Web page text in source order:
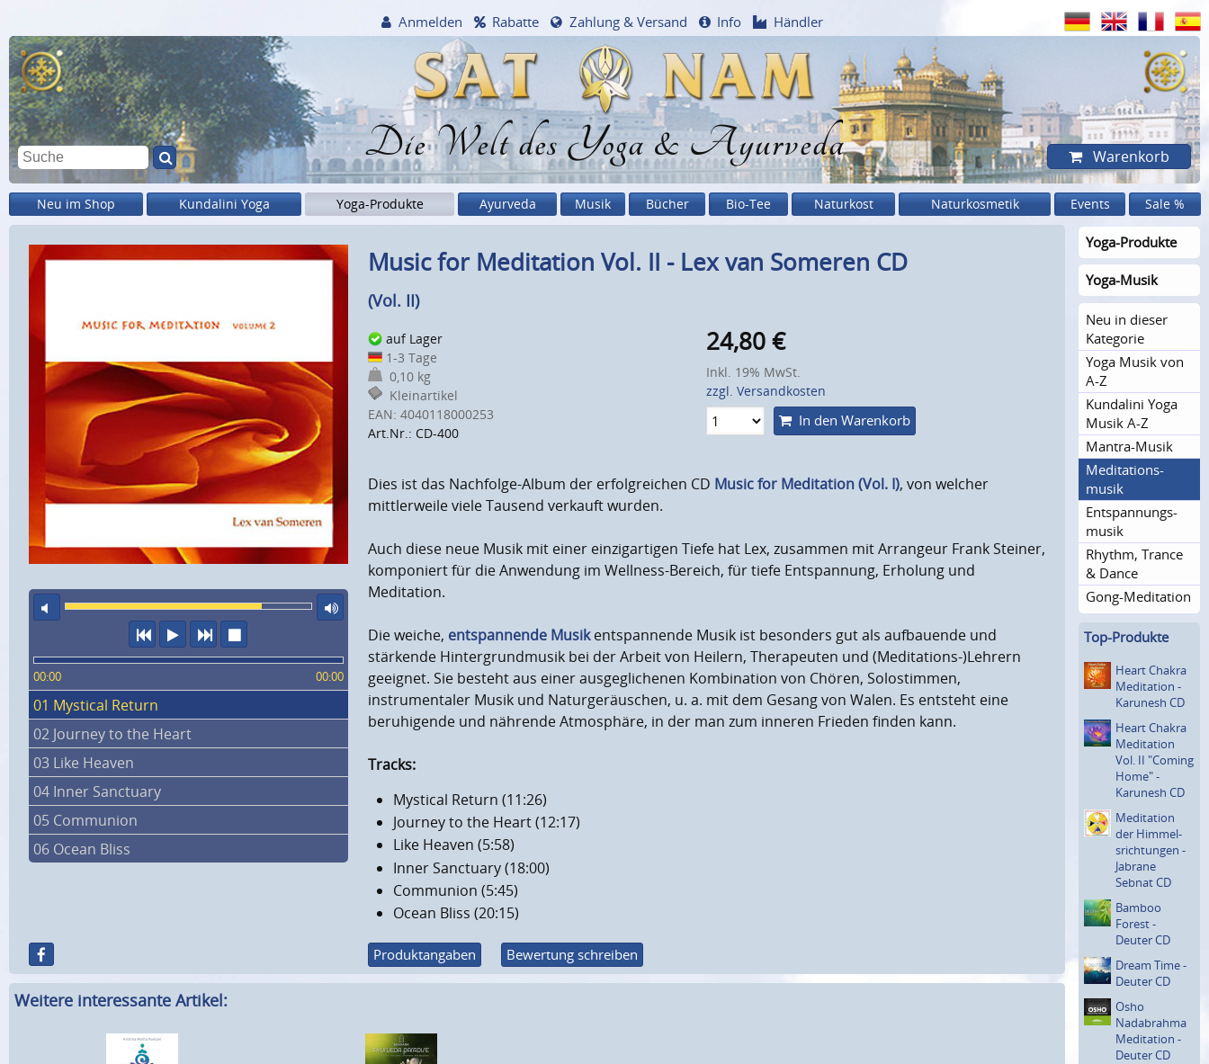
Die Welt des Yoga & Ayurveda
Anmelden Rabatte Zahlung & Versand Info Händler
Warenkorb
Neu im Shop Kundalini Yoga Yoga-Produkte Ayurveda Musik Bücher Bio-Tee Naturkost Naturkosmetik Events Sale %
Ton aus
vorheriger Titel
Abspielennächster Titel
Wiedergabe stoppen
00:00 00:00
01 Mystical Return
02 Journey to the Heart
03 Like Heaven
04 Inner Sanctuary
05 Communion
06 Ocean Bliss
Music for Meditation Vol. II - Lex van Someren CD
(Vol. II)
auf Lager
1-3 Tage
0,10 kg
Kleinartikel
EAN: 4040118000253
Art.Nr.: CD-400
24,80€
Inkl. 19% MwSt.
zzgl. Versandkosten
In den Warenkorb
Dies ist das Nachfolge-Album der erfolgreichen CD Music for Meditation (Vol. I), von welcher
mittlerweile viele Tausend verkauft wurden.
Auch diese neue Musik mit einer einzigartigen Tiefe hat Lex, zusammen mit Arrangeur Frank Steiner,
komponiert für die Anwendung im Wellness-Bereich, für tiefe Entspannung, Erholung und
Meditation.
Die weiche, entspannende Musikentspannende Musik ist besonders gut als aufbauende und
stärkende Hintergrundmusik bei der Arbeit von Heilern, Therapeuten und (Meditations-)Lehrern
geeignet. Sie besteht aus einer ausgeglichenen Kombination von Chören, Solostimmen,
instrumentaler Musik und Naturgeräuschen, u. a. mit dem Gesang von Walen. Es entsteht eine
beruhigende und nährende Atmosphäre, in der man zum inneren Frieden finden kann.
Tracks:
Mystical Return (11:26)
Journey to the Heart (12:17)
Like Heaven (5:58)
Inner Sanctuary (18:00)
Communion (5:45)
Ocean Bliss (20:15)
Produktangaben Bewertung schreiben
Weitere interessante Artikel:
Yoga-Produkte
Yoga-Musik
Neu in dieser
Kategorie
Yoga Musik von
A-Z
Kundalini Yoga
Musik A-Z
Mantra-Musik
Meditations­
musik
­Entspannungs­
musik
Rhythm, Trance
& Dance
Gong-Meditation
Top-Produkte
Heart Chakra
Meditation -
Karunesh CD
Heart Chakra
Meditation
Vol. II "Coming
Home" -
Karunesh CD
Meditation
der Himmel­
srichtun­gen -
Jabrane
Sebnat CD
Bamboo
Forest -
Deuter CD
Dream Time -
Deuter CD
Osho
Nadabrahma
Meditation -
Deuter CD